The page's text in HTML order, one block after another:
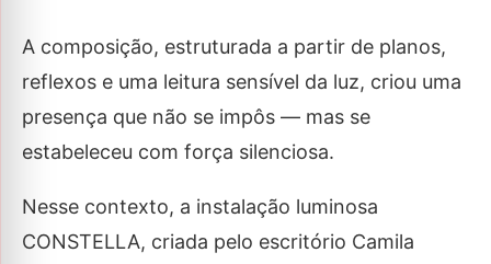
A composição, estruturada a partir de planos,
reflexos e uma leitura sensível da luz, criou uma
presença que não se impôs — mas se
estabeleceu com força silenciosa.
Nesse contexto, a instalação luminosa
CONSTELLA, criada pelo escritório Camila